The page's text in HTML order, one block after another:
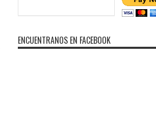
ENCUENTRANOS EN FACEBOOK